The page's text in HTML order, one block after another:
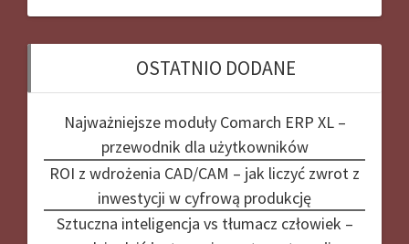
OSTATNIO DODANE
Najważniejsze moduły Comarch ERP XL –
przewodnik dla użytkowników
ROI z wdrożenia CAD/CAM – jak liczyć zwrot z
inwestycji w cyfrową produkcję
Sztuczna inteligencja vs tłumacz człowiek –